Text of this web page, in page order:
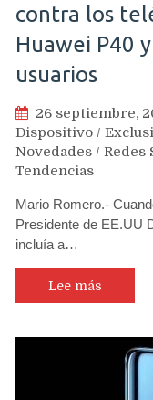
contra los
Huawei P40
usuarios
26 septiembre,
Dispositivo /
Novedades / Redes
Tendencias
Mario Romero.-
Presidente de EE.UU
incluía a…
Lee más